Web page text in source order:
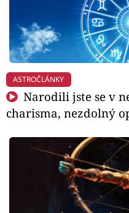
ASTROČLÁNKY
Narodili jste se v
charisma, nezdolný